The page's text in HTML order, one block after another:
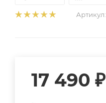
Артикул:
17 490 ₽